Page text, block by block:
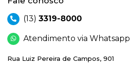
(13) 3319-8000
Atendimento via Whatsapp
Rua Luiz Pereira de Campos, 901